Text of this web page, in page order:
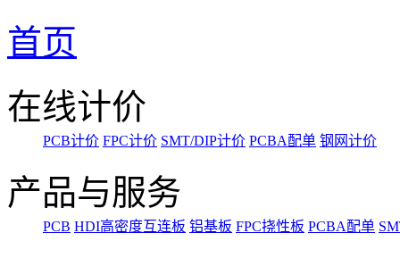
首页
在线计价
PCB计价 FPC计价 SMT/DIP计价 PCBA配单 钢网计价
产品与服务
PCB HDI高密度互连板 铝基板 FPC挠性板 PCBA配单